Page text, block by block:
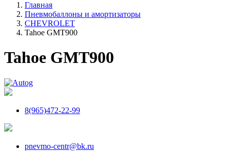
Главная
Пневмобаллоны и амортизаторы
CHEVROLET
Tahoe GMT900
Tahoe GMT900
8(965)472-22-99
pnevmo-centr@bk.ru